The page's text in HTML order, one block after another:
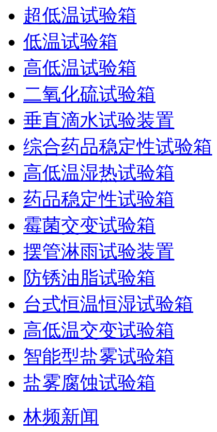
超低温试验箱
低温试验箱
高低温试验箱
二氧化硫试验箱
垂直滴水试验装置
综合药品稳定性试验箱
高低温湿热试验箱
药品稳定性试验箱
霉菌交变试验箱
摆管淋雨试验装置
防锈油脂试验箱
台式恒温恒湿试验箱
高低温交变试验箱
智能型盐雾试验箱
盐雾腐蚀试验箱
林频新闻